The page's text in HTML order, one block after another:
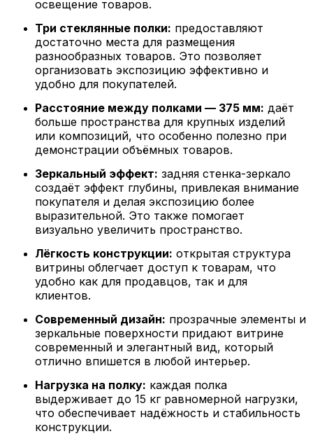
освещение товаров.
Три стеклянные полки: предоставляют
достаточно места для размещения
разнообразных товаров. Это позволяет
организовать экспозицию эффективно и
удобно для покупателей.
Расстояние между полками — 375 мм: даёт
больше пространства для крупных изделий
или композиций, что особенно полезно при
демонстрации объёмных товаров.
Зеркальный эффект: задняя стенка-зеркало
создаёт эффект глубины, привлекая внимание
покупателя и делая экспозицию более
выразительной. Это также помогает
визуально увеличить пространство.
Лёгкость конструкции: открытая структура
витрины облегчает доступ к товарам, что
удобно как для продавцов, так и для
клиентов.
Современный дизайн: прозрачные элементы и
зеркальные поверхности придают витрине
современный и элегантный вид, который
отлично впишется в любой интерьер.
Нагрузка на полку: каждая полка
выдерживает до 15 кг равномерной нагрузки,
что обеспечивает надёжность и стабильность
конструкции.